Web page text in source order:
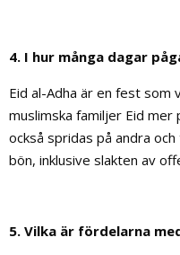
4. I hur många dagar
Eid al-Adha är en fest som
muslimska familjer Eid
också spridas på andra
bön, inklusive slakten av
5. Vilka är fördelarna